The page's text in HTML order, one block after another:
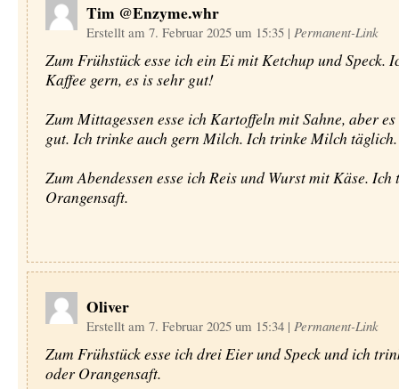
Tim @Enzyme.whr
Erstellt am 7. Februar 2025 um 15:35 | Permanent-Link
Zum Frühstück esse ich ein Ei mit Ketchup und Speck.
Kaffee gern, es is sehr gut!
Zum Mittagessen esse ich Kartoffeln mit Sahne, aber
gut. Ich trinke auch gern Milch. Ich trinke Milch täglich.
Zum Abendessen esse ich Reis und Wurst mit Käse. Ich
Orangensaft.
Oliver
Erstellt am 7. Februar 2025 um 15:34 | Permanent-Link
Zum Frühstück esse ich drei Eier und Speck und ich
oder Orangensaft.